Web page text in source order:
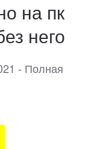
на пк
него
- Полная